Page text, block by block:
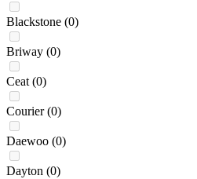
Blackstone (0)
Briway (0)
Ceat (0)
Courier (0)
Daewoo (0)
Dayton (0)